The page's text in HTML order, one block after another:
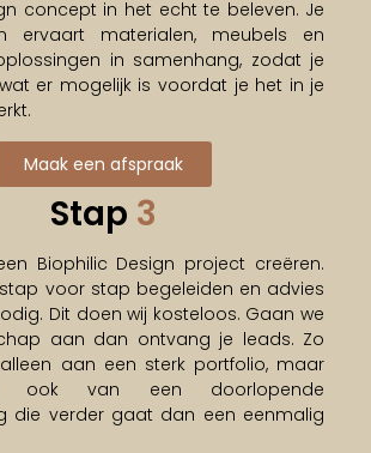
concept in het echt te beleven. Je
ervaart materialen, meubels en
in samenhang, zodat je
er mogelijk is voordat je het in je
Maak een afspraak
Stap 3
Biophilic Design project creëren.
voor stap begeleiden en advies
Dit doen wij kosteloos. Gaan we
aan dan ontvang je leads. Zo
aan een sterk portfolio, maar
ook van een doorlopende
die verder gaat dan een eenmalig